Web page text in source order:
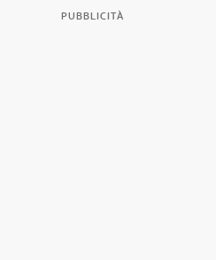
PUBBLICITÀ